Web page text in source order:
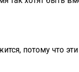
потому что эти